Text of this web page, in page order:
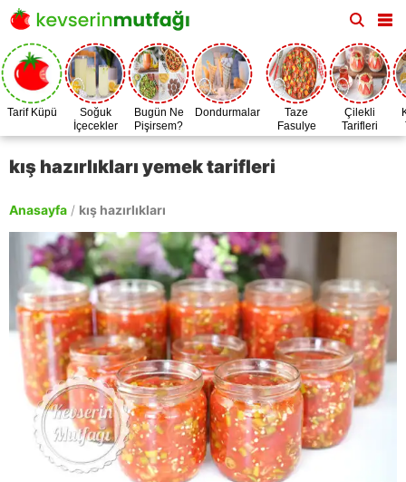
Tarif Küpü
Soğuk
İçecekler
Bugün Ne
Pişirsem?
Dondurmalar
Taze
Fasulye
Zamanı
Çilekli
Tarifleri
kış hazırlıkları yemek tarifleri
Anasayfa / kış hazırlıkları